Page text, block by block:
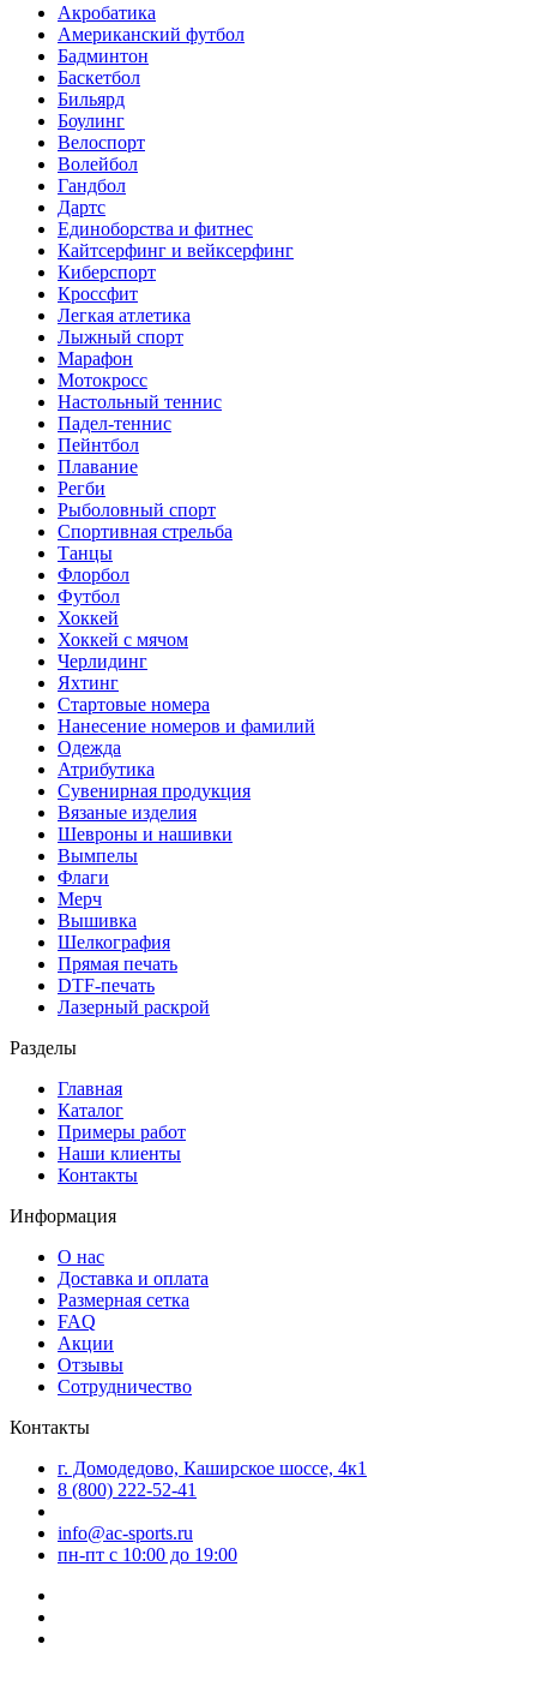
Акробатика
Американский футбол
Бадминтон
Баскетбол
Бильярд
Боулинг
Велоспорт
Волейбол
Гандбол
Дартс
Единоборства и фитнес
Кайтсерфинг и вейксерфинг
Киберспорт
Кроссфит
Легкая атлетика
Лыжный спорт
Марафон
Мотокросс
Настольный теннис
Падел-теннис
Пейнтбол
Плавание
Регби
Рыболовный спорт
Спортивная стрельба
Танцы
Флорбол
Футбол
Хоккей
Хоккей с мячом
Черлидинг
Яхтинг
Стартовые номера
Нанесение номеров и фамилий
Одежда
Атрибутика
Сувенирная продукция
Вязаные изделия
Шевроны и нашивки
Вымпелы
Флаги
Мерч
Вышивка
Шелкография
Прямая печать
DTF-печать
Лазерный раскрой
Разделы
Главная
Каталог
Примеры работ
Наши клиенты
Контакты
Информация
О нас
Доставка и оплата
Размерная сетка
FAQ
Акции
Отзывы
Сотрудничество
Контакты
г. Домодедово, Каширское шоссе, 4к1
8 (800) 222-52-41
info@ac-sports.ru
пн-пт c 10:00 до 19:00